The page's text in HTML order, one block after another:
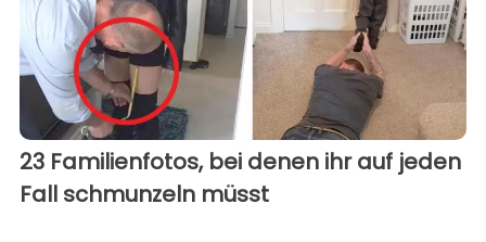
23 Familienfotos, bei denen ihr auf jeden
Fall schmunzeln müsst